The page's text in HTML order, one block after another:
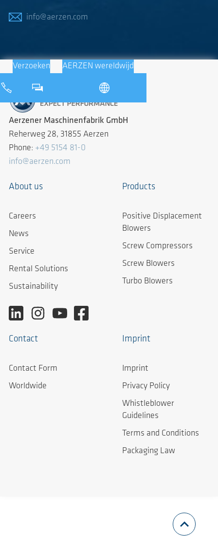
info@aerzen.com
Verzoeken AERZEN wereldwijd
Aerzener Maschinenfabrik GmbH
Reherweg 28, 31855 Aerzen
Phone: +49 5154 81-0
info@aerzen.com
About us
Careers
News
Service
Rental Solutions
Sustainability
Products
Positive Displacement
Blowers
Screw Compressors
Screw Blowers
Turbo Blowers
Contact
Contact Form
Worldwide
Imprint
Imprint
Privacy Policy
Whistleblower
Guidelines
Terms and Conditions
Packaging Law